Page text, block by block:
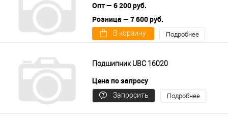
Опт — 6 200 руб.
Розница — 7 600 руб.
В корзину Подробнее
Подшипник UBC 16020
Цена по запросу
Запросить
Подробнее